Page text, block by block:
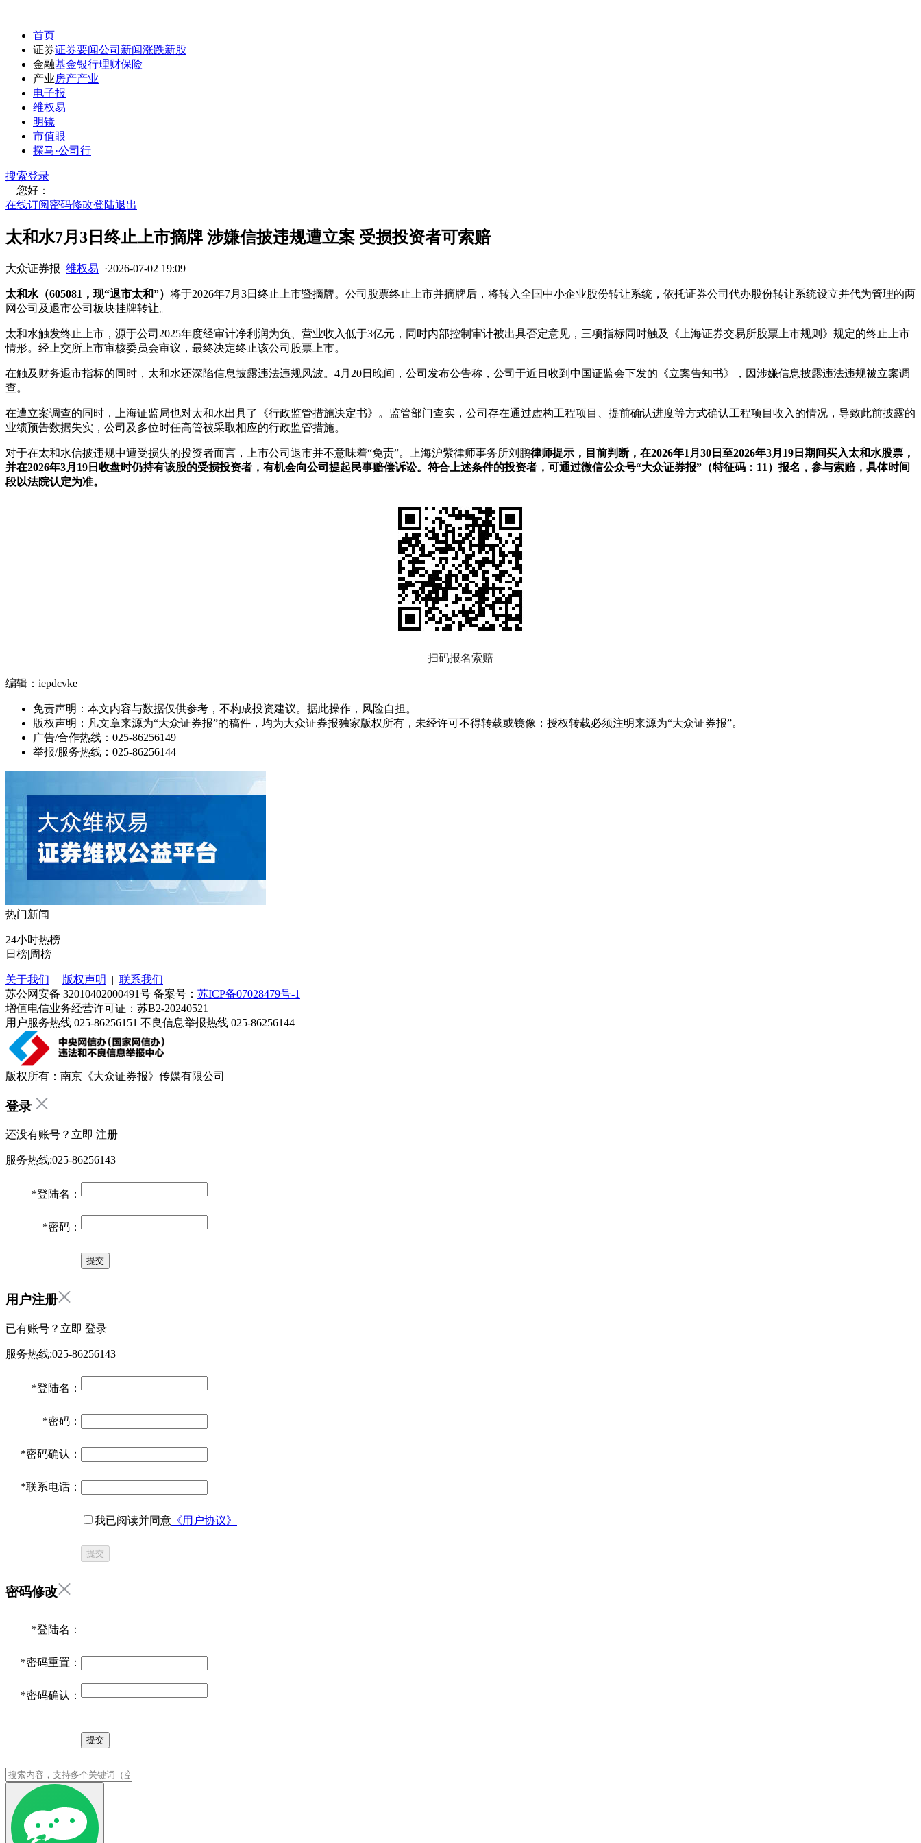
首页
证券证券要闻公司新闻涨跌新股
金融基金银行理财保险
产业房产产业
电子报
维权易
明镜
市值眼
探马·公司行
搜索登录
您好：
在线订阅密码修改登陆退出
太和水7月3日终止上市摘牌 涉嫌信披违规遭立案 受损投资者可索赔
大众证券报 维权易 ·2026-07-02 19:09
太和水（605081，现“退市太和”） 将于2026年7月3日终止上市暨摘牌。公司股票终止上市并摘牌后，将转入全国中小企业股份转让系统，依托证券公司代办股份转让系统设立并代为管理的两
网公司及退市公司板块挂牌转让。
太和水触发终止上市，源于公司2025年度经审计净利润为负、营业收入低于3亿元，同时内部控制审计被出具否定意见，三项指标同时触及《上海证券交易所股票上市规则》规定的终止上市
情形。经上交所上市审核委员会审议，最终决定终止该公司股票上市。
在触及财务退市指标的同时，太和水还深陷信息披露违法违规风波。4月20日晚间，公司发布公告称，公司于近日收到中国证监会下发的《立案告知书》，因涉嫌信息披露违法违规被立案调
查。
在遭立案调查的同时，上海证监局也对太和水出具了《行政监管措施决定书》。监管部门查实，公司存在通过虚构工程项目、提前确认进度等方式确认工程项目收入的情况，导致此前披露的
业绩预告数据失实，公司及多位时任高管被采取相应的行政监管措施。
对于在太和水信披违规中遭受损失的投资者而言，上市公司退市并不意味着“免责”。上海沪紫律师事务所刘鹏律师提示，目前判断，在2026年1月30日至2026年3月19日期间买入太和水股票，
并在2026年3月19日收盘时仍持有该股的受损投资者，有机会向公司提起民事赔偿诉讼。符合上述条件的投资者，可通过微信公众号“大众证券报”（特征码：11）报名，参与索赔，具体时间
段以法院认定为准。
扫码报名索赔
编辑：iepdcvke
免责声明：本文内容与数据仅供参考，不构成投资建议。据此操作，风险自担。
版权声明：凡文章来源为“大众证券报”的稿件，均为大众证券报独家版权所有，未经许可不得转载或镜像；授权转载必须注明来源为“大众证券报”。
广告/合作热线：025-86256149
举报/服务热线：025-86256144
热门新闻
24小时热榜
日榜|周榜
关于我们 | 版权声明 | 联系我们
苏公网安备 32010402000491号 备案号： 苏ICP备07028479号-1
增值电信业务经营许可证：苏B2-20240521
用户服务热线 025-86256151 不良信息举报热线 025-86256144
版权所有：南京《大众证券报》传媒有限公司
登录
还没有账号？立即 注册
服务热线:025-86256143
*登陆名：
*密码：
用户注册
已有账号？立即 登录
服务热线:025-86256143
*登陆名：
*密码：
*密码确认：
*联系电话：
我已阅读并同意 《用户协议》
提交
密码修改
*登陆名：
*密码重置：
*密码确认：